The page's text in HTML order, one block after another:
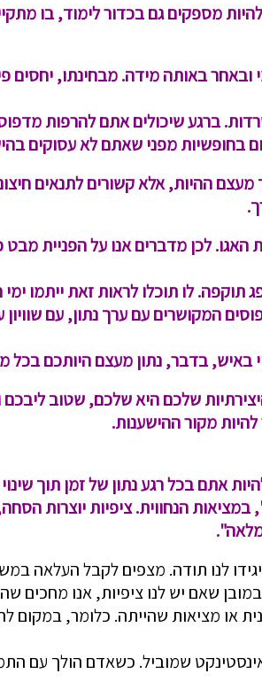
מספקים גם בכדור לימוד, בו
באותה מידה. מבחינתו, יחסים
ברגע שיכולים אתם להרפות
בחופשיות מפני שאתם לא עסוקים
ההיות, אלא קשורים לתנאים
האגו. לכן מדברים אנו על הפניית
תוקפה. לו תוכלו לראות זאת ייתמו
המקושרים עם ערך נתון, עם שוויון
באיש, בדבר, נתון מעצם היותכם בכל
שלכם היא שלכם, שטוב
מקור ההישענות.
אתם בכל רגע נתון של זמן תוך שינוי
הנחווית. ציפיות יוצרות הסחה,
לנו תודה. מצפים לקבל העלאה
שאם יש לנו ציפיות, אנו מחכים
או מציאות שהייתה. כלומר, במקום
שמוביל. כשאדם הולך עם